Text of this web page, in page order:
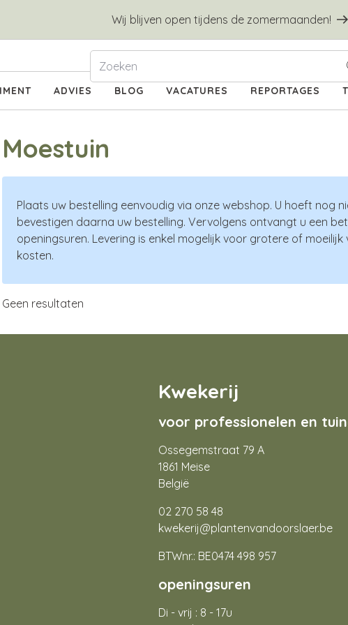
Wij blijven open tijdens de zomermaanden!
ADVIES BLOG VACATURES REPORTAGES
Moestuin
Plaats uw bestelling eenvoudig via onze webshop. U hoeft nog
bevestigen daarna uw bestelling. Vervolgens ontvangt u een
openingsuren. Levering is enkel mogelijk voor grotere of
kosten.
Geen resultaten
Kwekerij
voor professionelen en
Ossegemstraat 79 A
1861 Meise
België
02 270 58 48
kwekerij@plantenvandoorslaer.be
BTWnr.: BE0474 498 957
openingsuren
Di - vrij : 8 - 17u